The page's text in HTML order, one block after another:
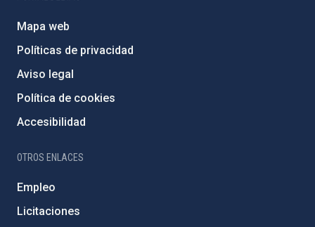
Mapa web
Políticas de privacidad
Aviso legal
Política de cookies
Accesibilidad
OTROS ENLACES
Empleo
Licitaciones